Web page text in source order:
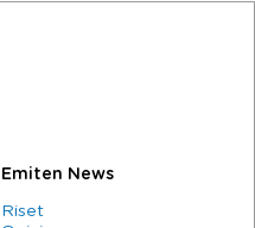
Emiten News
Riset